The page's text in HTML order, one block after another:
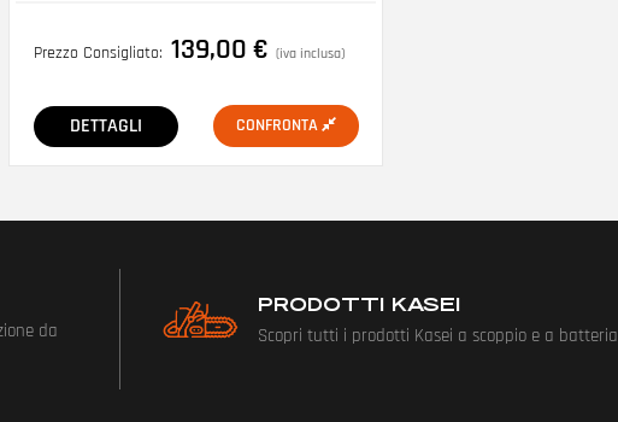
Prezzo Consigliato: 139,00 € (iva inclusa)
DETTAGLI CONFRONTA
da
PRODOTTI KASEI
Scopri tutti i prodotti Kasei a scoppio e a batteria